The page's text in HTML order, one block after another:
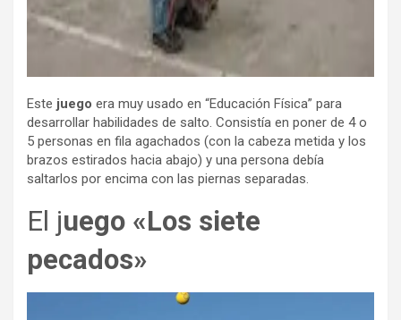
Este juego era muy usado en “Educación Física” para
desarrollar habilidades de salto. Consistía en poner de 4 o
5 personas en fila agachados (con la cabeza metida y los
brazos estirados hacia abajo) y una persona debía
saltarlos por encima con las piernas separadas.
El juego «Los siete
pecados»